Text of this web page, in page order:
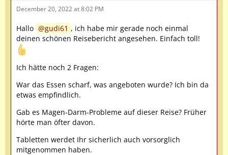
December 20, 2022 at 8:02 PM
Hallo gudi61 , ich habe mir gerade noch einmal
deinen schönen Reisebericht angesehen. Einfach toll!
Ich hätte noch 2 Fragen:
War das Essen scharf, was angeboten wurde? Ich bin da
etwas empfindlich.
Gab es Magen-Darm-Probleme auf dieser Reise? Früher
hörte man öfter davon.
Tabletten werdet Ihr sicherlich auch vorsorglich
mitgenommen haben.